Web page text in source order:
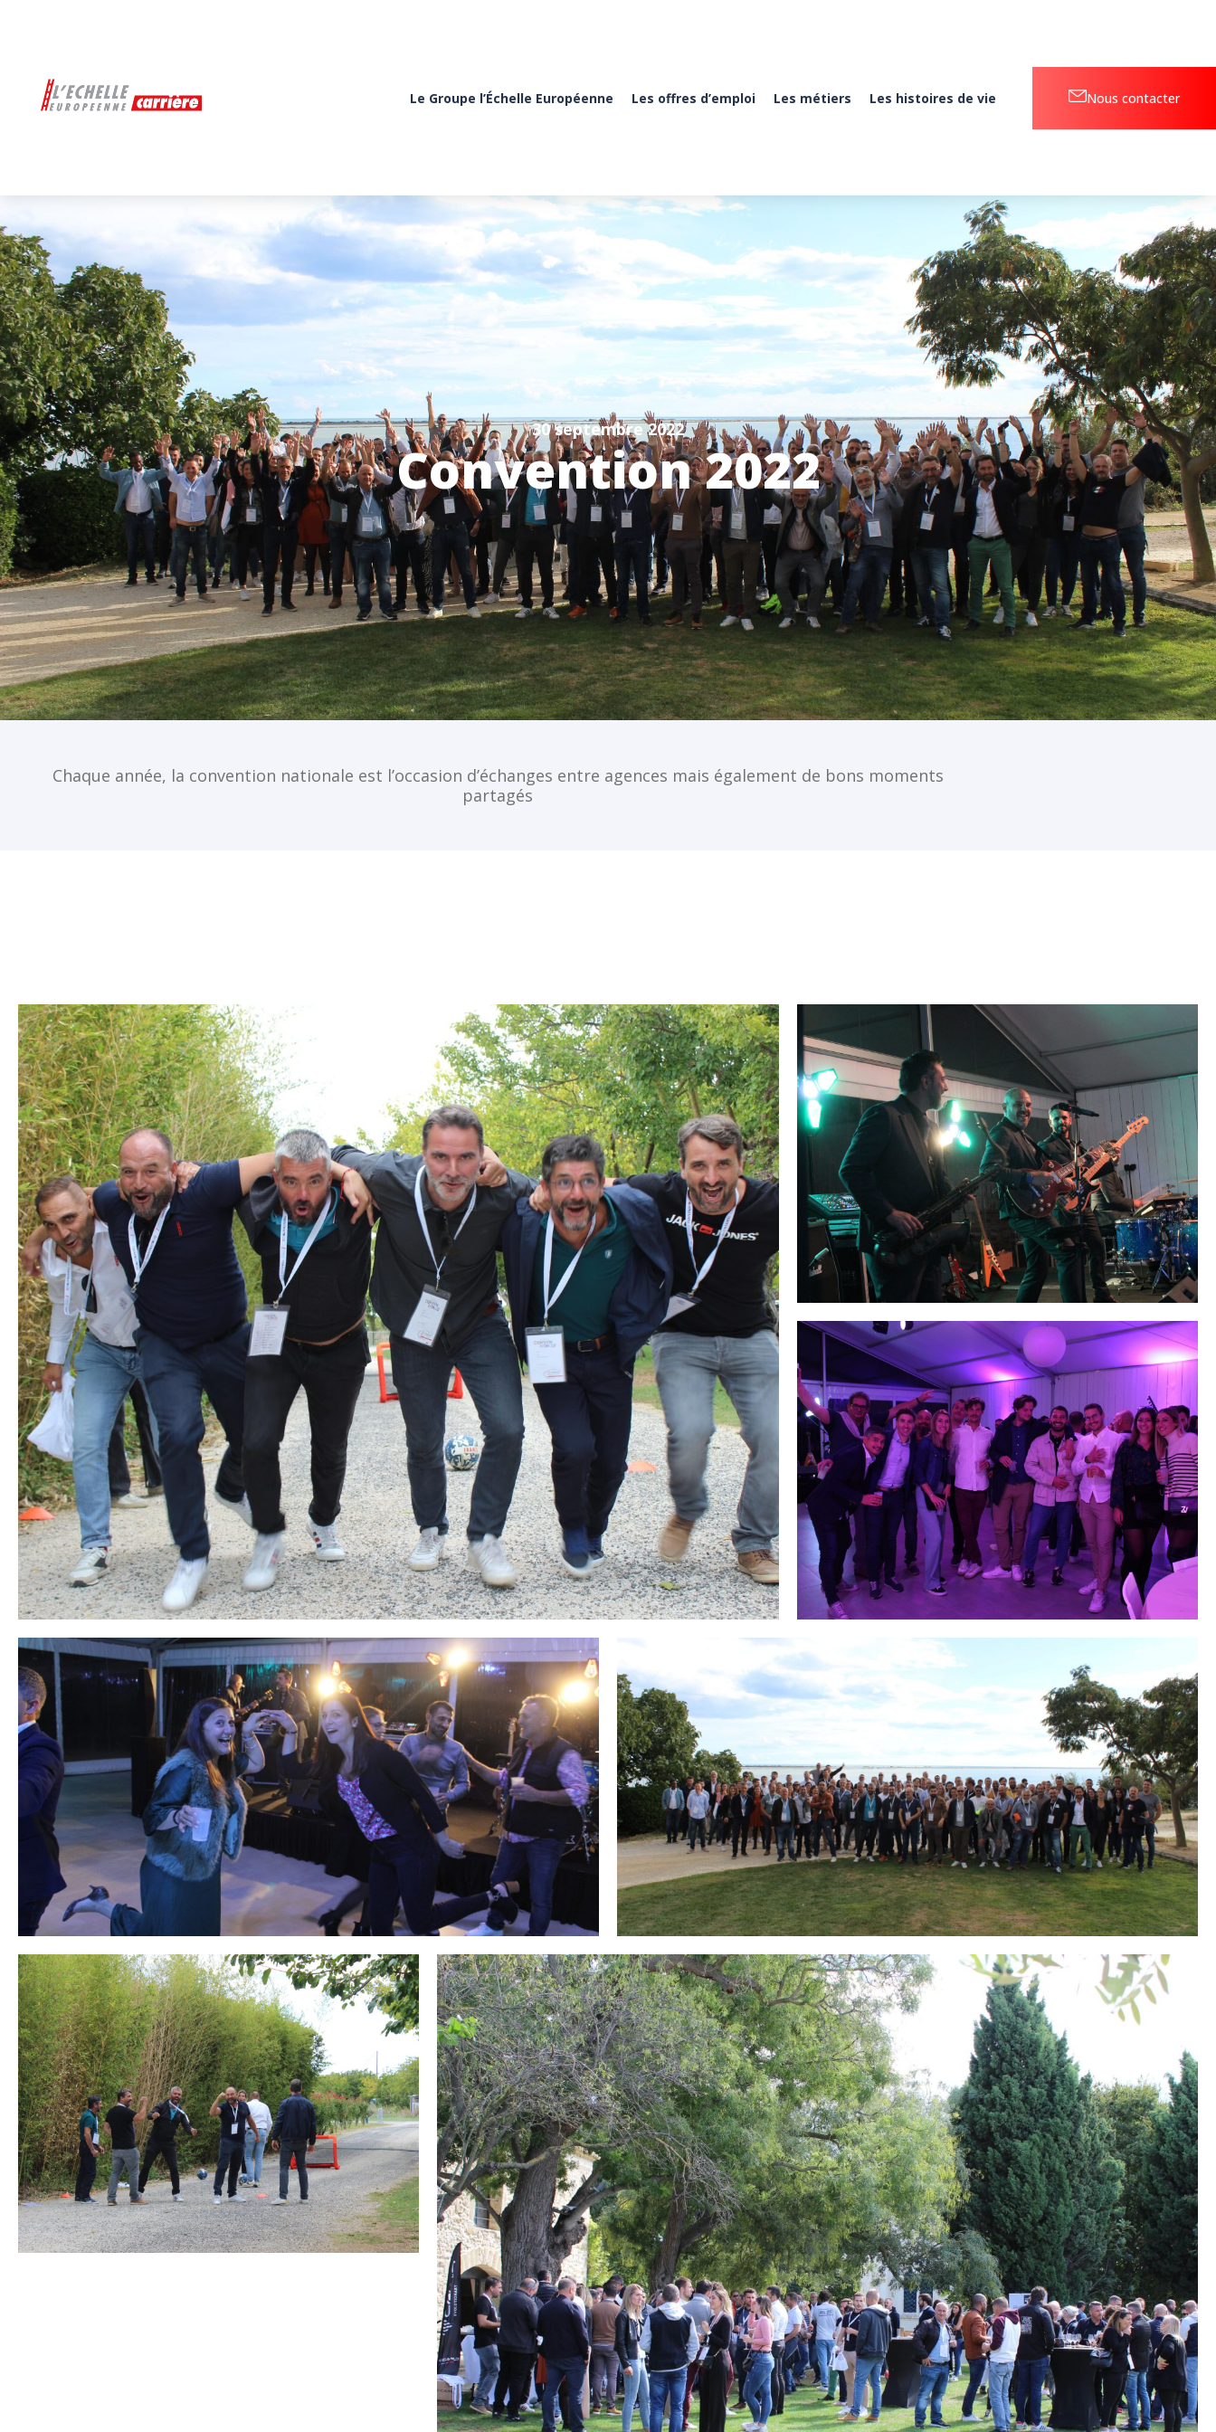
Le Groupe l’Échelle Européenne Les offres d’emploi Les métiers Les histoires de vie Nous contacter
30 septembre 2022
Convention 2022
Chaque année, la convention nationale est l’occasion d’échanges entre agences mais également de bons moments
partagés